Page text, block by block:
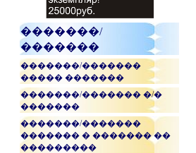
�������/
�������
�������/�������
����� �������
�������/������� �/�
�������
�������/�������
������� � ������� ��
���������